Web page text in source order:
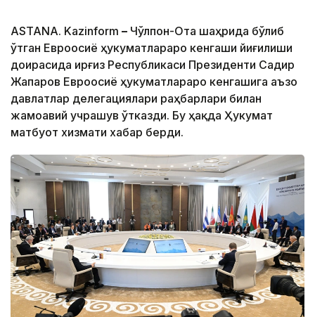
ASTANA. Kazinform – Чўлпон-Ота шаҳрида бўлиб
ўтган Евроосиё ҳукуматлараро кенгаши йиғилиши
доирасида Қирғиз Республикаси Президенти Садир
Жапаров Евроосиё ҳукуматлараро кенгашига аъзо
давлатлар делегациялари раҳбарлари билан
жамоавий учрашув ўтказди. Бу ҳақда Ҳукумат
матбуот хизмати хабар берди.